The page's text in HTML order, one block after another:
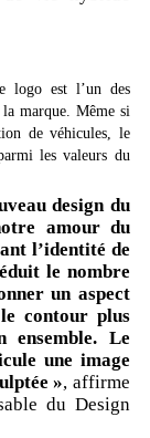
logo est l’un des
marque. Même si
de véhicules, le
les valeurs du
design du
amour du
l’identité de
le nombre
un aspect
contour plus
ensemble. Le
une image
», affirme
du Design